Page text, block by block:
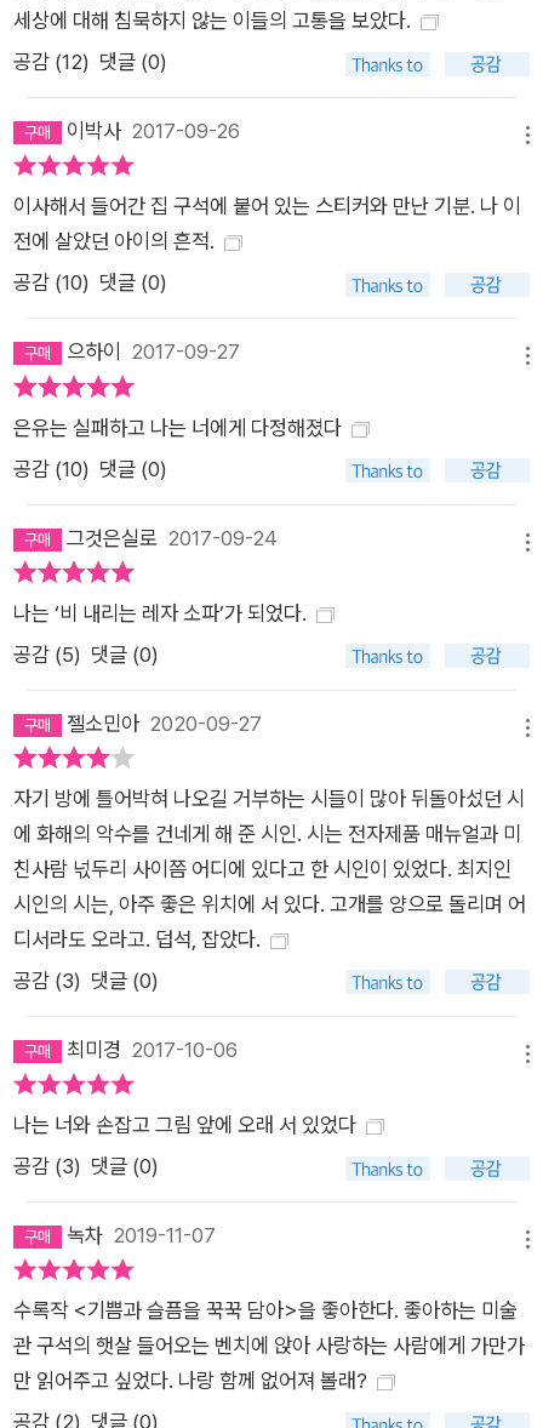
세상에 대해 침묵하지 않는 이들의 고통을 보았다.
공감 (12) 댓글 (0)
이박사2017-09-26
이사해서 들어간 집 구석에 붙어 있는 스티커와 만난 기분. 나 이
전에 살았던 아이의 흔적.
공감 (10) 댓글 (0)
으하이 2017-09-27
은유는 실패하고 나는 너에게 다정해졌다
공감 (10) 댓글 (0)
그것은실로 2017-09-24
나는 ‘비 내리는 레자 소파’가 되었다.
공감 (5) 댓글 (0)
젤소민아 2020-09-27
자기 방에 틀어박혀 나오길 거부하는 시들이 많아 뒤돌아섰던 시
에 화해의 악수를 건네게 해 준 시인. 시는 전자제품 매뉴얼과 미
친사람 넋두리 사이쯤 어디에 있다고 한 시인이 있었다. 최지인
시인의 시는, 아주 좋은 위치에 서 있다. 고개를 양으로 돌리며 어
디서라도 오라고. 덥석, 잡았다.
공감 (3) 댓글 (0)
최미경 2017-10-06
나는 너와 손잡고 그림 앞에 오래 서 있었다
공감 (3) 댓글 (0)
녹차 2019-11-07
수록작 <기쁨과 슬픔을 꾹꾹 담아>을 좋아한다. 좋아하는 미술
관 구석의 햇살 들어오는 벤치에 앉아 사랑하는 사람에게 가만가
만 읽어주고 싶었다. 나랑 함께 없어져 볼래?
공감 (2) 댓글 (0)